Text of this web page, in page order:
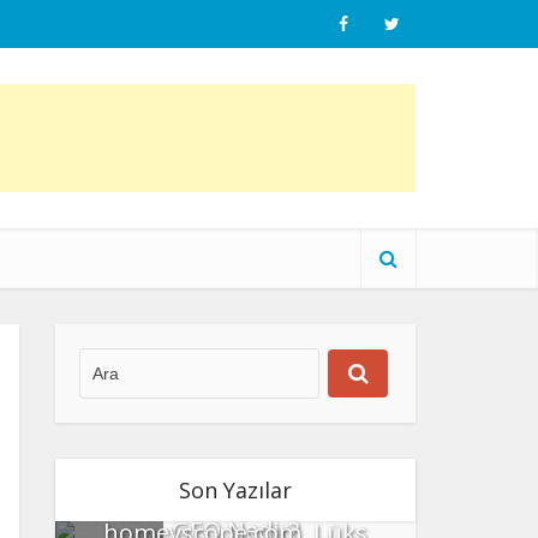
Son Yazılar
GEO Nedir?